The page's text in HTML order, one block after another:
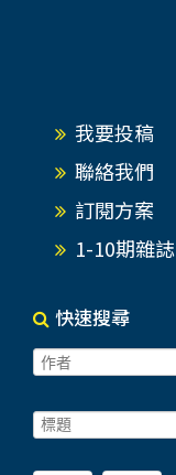
我要投稿
聯絡我們
訂閱方案
1-10期雜誌
快速搜尋